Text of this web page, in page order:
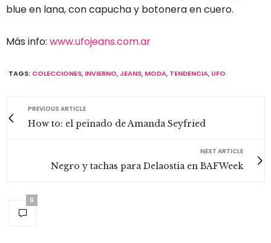
blue en lana, con capucha y botonera en cuero.
Más info: www.ufojeans.com.ar
TAGS: COLECCIONES, INVIERNO,JEANS, MODA, TENDENCIA, UFO
PREVIOUS ARTICLE
How to: el peinado de Amanda Seyfried
NEXT ARTICLE
Negro y tachas para Delaostia en BAFWeek
0